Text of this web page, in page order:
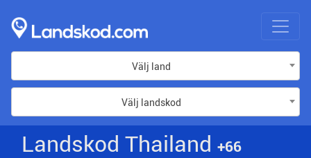
Välj land
Välj landskod
Landskod Thailand +66